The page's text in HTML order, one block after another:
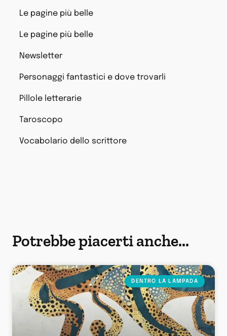
Le pagine più belle
Le pagine più belle
Newsletter
Personaggi fantastici e dove trovarli
Pillole letterarie
Taroscopo
Vocabolario dello scrittore
Potrebbe piacerti anche...
DENTRO LA LAMPADA